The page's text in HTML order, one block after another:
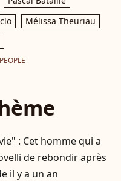
Mélissa Theuriau
: Cet homme qui a
de rebondir après
il y a un an